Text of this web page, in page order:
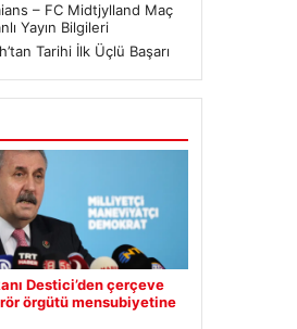
– FC Midtjylland Maç
Yayın Bilgileri
Tarihi İlk Üçlü Başarı
Destici’den çerçeve
örgütü mensubiyetine